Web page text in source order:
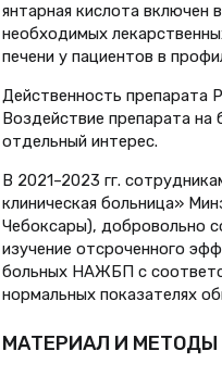
янтарная кислота
необходимых
печени у пациентов в
Действенность препарата
Воздействие препарата на
отдельный интерес.
В 2021–2023 гг.
клиническая больница»
Чебоксары), добровольно
изучение отсроченного
больных НАЖБП с
нормальных показателях
МАТЕРИАЛ И МЕТОДЫ